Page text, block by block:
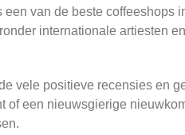
van de beste coffeeshops
internationale artiesten
vele positieve recensies en
een nieuwsgierige